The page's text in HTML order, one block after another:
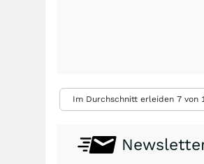
Im Durchschnitt erleiden 7 von